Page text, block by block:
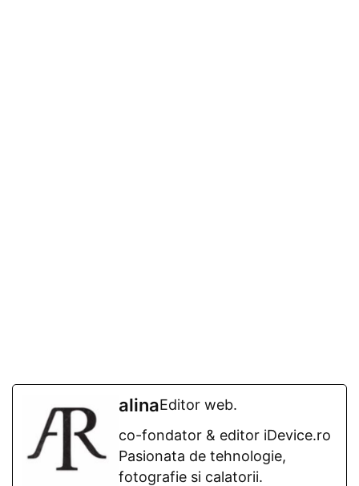
alinaEditor web.
co-fondator & editor iDevice.ro
Pasionata de tehnologie,
fotografie si calatorii.